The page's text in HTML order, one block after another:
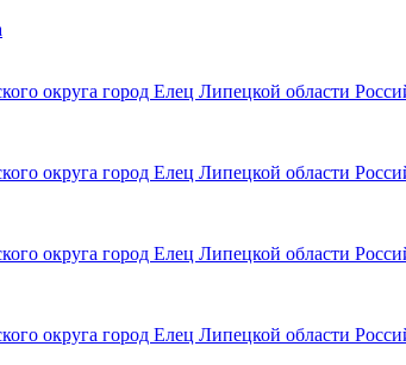
округа город Елец Липецкой области
округа город Елец Липецкой области
округа город Елец Липецкой области
округа город Елец Липецкой области